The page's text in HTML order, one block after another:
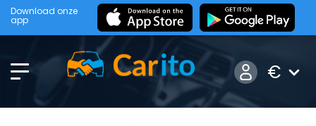
Download onze
app
€